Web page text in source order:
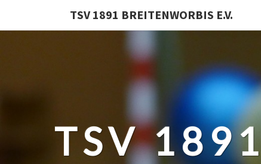
TSV 1891 BREITENWORBIS E.V.
TSV